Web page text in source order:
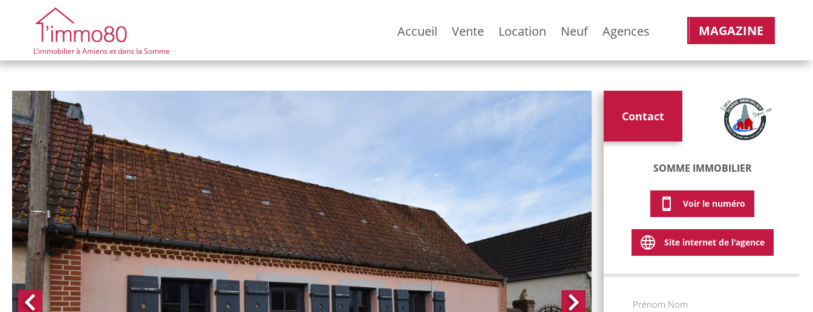
L'immobilier à Amiens et dans la Somme
Accueil Vente Location Neuf Agences MAGAZINE
Contact
SOMME IMMOBILIER
Voir le numéro
Site internet de l'agence